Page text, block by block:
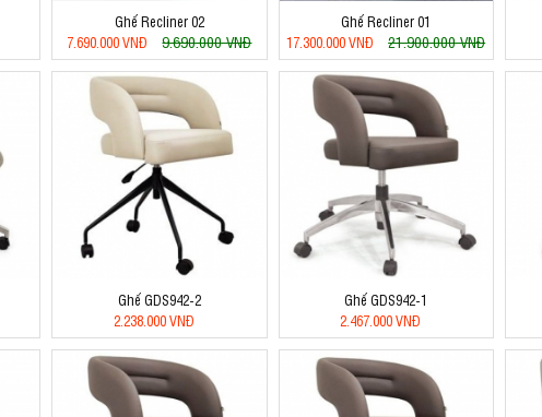
Ghế Recliner 02
7.690.000 VNĐ
9.690.000 VNĐ
Ghế Recliner 01
17.300.000 VNĐ
21.900.000 VNĐ
Ghế GDS942-2
2.238.000 VNĐ
Ghế GDS942-1
2.467.000 VNĐ